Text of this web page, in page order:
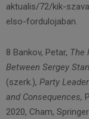
aktualis/72/kik-
elso-fordulojaban.
8 Bankov, Petar, The
Between Sergey
(szerk.), Party
and Consequences,
2020, Cham,